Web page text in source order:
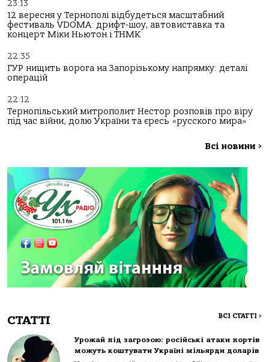
23:13
12 вересня у Тернополі відбудеться масштабний
фестиваль VDOMA: дрифт-шоу, автовиставка та
концерт Міки Ньютон і ТНМК
22:35
ГУР нищить ворога на Запорізькому напрямку: деталі
операцій
22:12
Тернопільський митрополит Нестор розповів про віру
під час війни, долю України та єресь «русского мира»
Всі новини >
СТАТТІ ВСІ СТАТТІ >
Урожай під загрозою: російські атаки портів
можуть коштувати Україні мільярди доларів